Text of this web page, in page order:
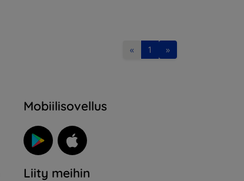
« 1 »
Mobiilisovellus
Liity meihin